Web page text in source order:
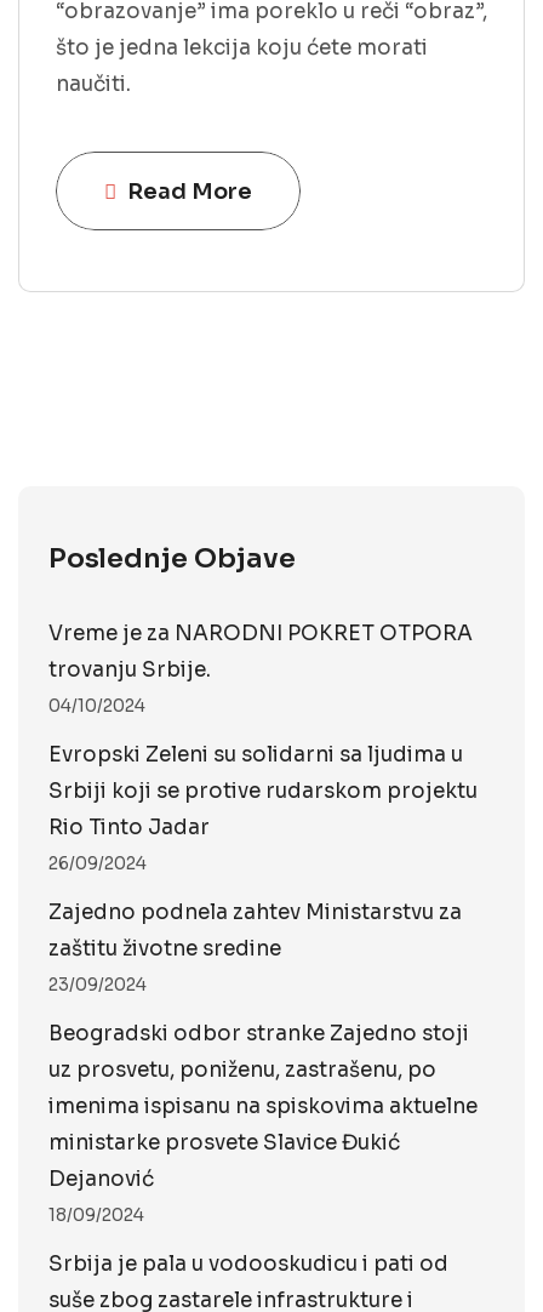
“obrazovanje” ima poreklo u reči “obraz”,
što je jedna lekcija koju ćete morati
naučiti.
Read More
Poslednje Objave
Vreme je za NARODNI POKRET OTPORA
trovanju Srbije.
04/10/2024
Evropski Zeleni su solidarni sa ljudima u
Srbiji koji se protive rudarskom projektu
Rio Tinto Jadar
26/09/2024
Zajedno podnela zahtev Ministarstvu za
zaštitu životne sredine
23/09/2024
Beogradski odbor stranke Zajedno stoji
uz prosvetu, poniženu, zastrašenu, po
imenima ispisanu na spiskovima aktuelne
ministarke prosvete Slavice Đukić
Dejanović
18/09/2024
Srbija je pala u vodooskudicu i pati od
suše zbog zastarele infrastrukture i